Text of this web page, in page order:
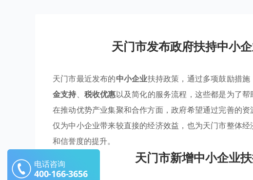
天门市发布政府扶持中小
天门市最近发布的中小企业扶持政策，通过多项鼓励措
金支持、 税收优惠以及简化的服务流程，这些都是为了
在推动优势产业集聚和合作方面，政府希望通过完善的
仅为中小企业带来较直接的经济效益，也为天门市整体
和信誉度的提升。
天门市新增中小企业
电话咨询
400-166-3656